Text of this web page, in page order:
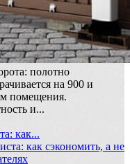
полотно
на 900 и
помещения.
и...
как...